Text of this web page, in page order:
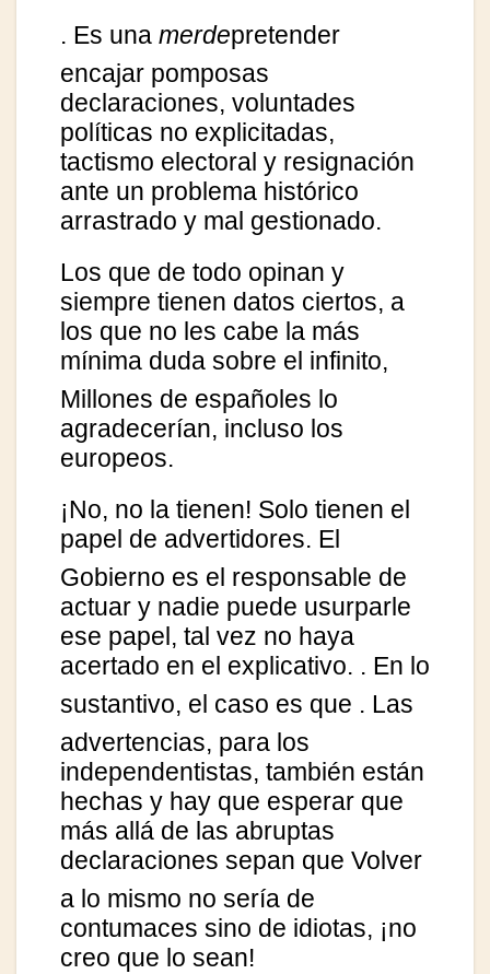
. Es una merdepretender
encajar pomposas
declaraciones, voluntades
políticas no explicitadas,
tactismo electoral y resignación
ante un problema histórico
arrastrado y mal gestionado.
Los que de todo opinan y
siempre tienen datos ciertos, a
los que no les cabe la más
mínima duda sobre el infinito,
Millones de españoles lo
agradecerían, incluso los
europeos.
¡No, no la tienen! Solo tienen el
papel de advertidores. El
Gobierno es el responsable de
actuar y nadie puede usurparle
ese papel, tal vez no haya
acertado en el explicativo. . En lo
sustantivo, el caso es que . Las
advertencias, para los
independentistas, también están
hechas y hay que esperar que
más allá de las abruptas
declaraciones sepan que Volver
a lo mismo no sería de
contumaces sino de idiotas, ¡no
creo que lo sean!